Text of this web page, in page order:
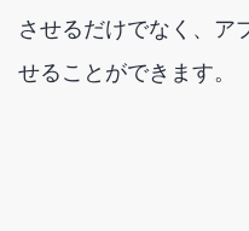
させるだけでなく、ア
せることができます。